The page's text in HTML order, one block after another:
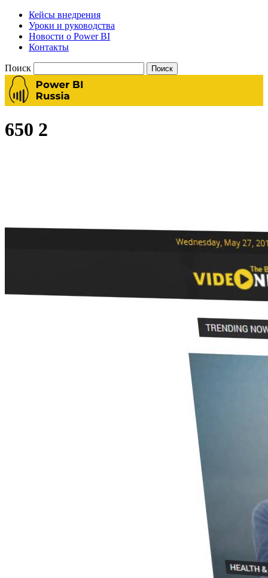
Кейсы внедрения
Уроки и руководства
Новости о Power BI
Контакты
Поиск
650 2